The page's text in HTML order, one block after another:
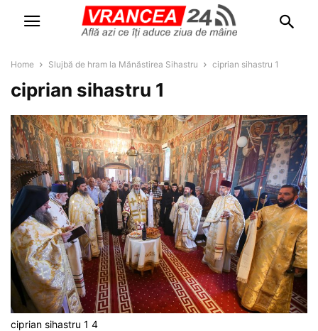
Home Slujbă de hram la Mănăstirea Sihastru ciprian sihastru 1
ciprian sihastru 1
ciprian sihastru 1 4